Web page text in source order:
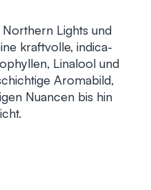
Lights und
kraftvolle, indica-
Linalool und
Aromabild,
Nuancen bis hin